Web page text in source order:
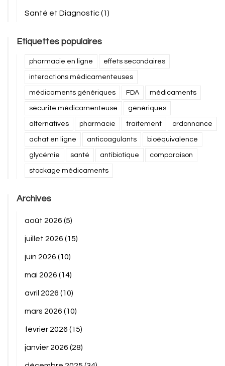
Santé et Diagnostic(1)
Etiquettes populaires
pharmacie en ligne effets secondaires
interactions médicamenteuses
médicaments génériques FDA médicaments
sécurité médicamenteuse génériques
alternatives pharmacie traitement ordonnance
achat en ligne anticoagulants bioéquivalence
glycémie santé antibiotique comparaison
stockage médicaments
Archives
août 2026 (5)
juillet 2026 (15)
juin 2026 (10)
mai 2026 (14)
avril 2026 (10)
mars 2026 (10)
février 2026 (15)
janvier 2026 (28)